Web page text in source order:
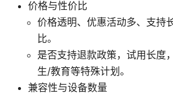
价格与性价比
价格透明、优惠活动多、支持
比。
是否支持退款政策，试用长度
生/教育等特殊计划。
兼容性与设备数量